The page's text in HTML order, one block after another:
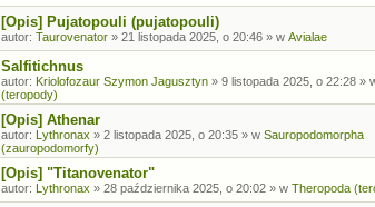
[Opis] Pujatopouli (pujatopouli)
autor: Taurovenator » 21 listopada 2025, o 20:46 » w Avialae
Salfitichnus
autor: Kriolofozaur Szymon Jagusztyn » 9 listopada 2025, o 22:28 »
(teropody)
[Opis] Athenar
autor: Lythronax » 2 listopada 2025, o 20:35 » w Sauropodomorpha
(zauropodomorfy)
[Opis] "Titanovenator"
autor: Lythronax » 28 października 2025, o 20:02 » w Theropoda